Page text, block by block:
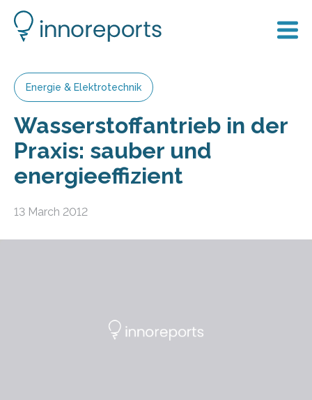
Energie & Elektrotechnik
Wasserstoffantrieb in der
Praxis: sauber und
energieeffizient
13 March 2012